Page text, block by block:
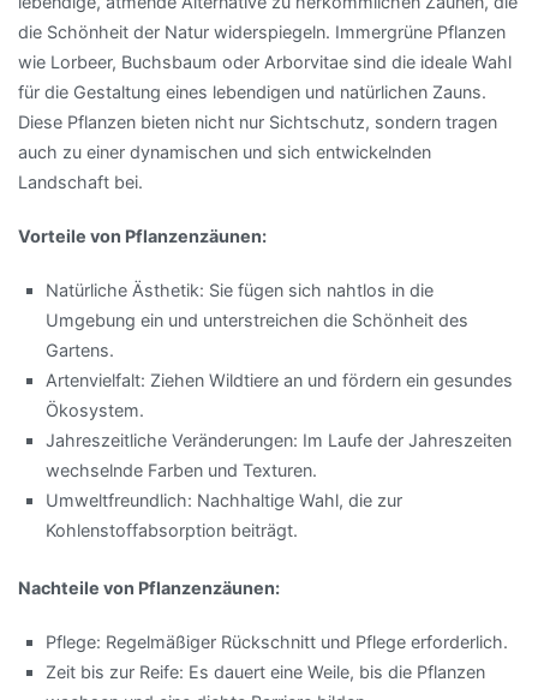
die Schönheit der Natur widerspiegeln. Immergrüne Pflanzen
wie Lorbeer, Buchsbaum oder Arborvitae sind die ideale Wahl
für die Gestaltung eines lebendigen und natürlichen Zauns.
Diese Pflanzen bieten nicht nur Sichtschutz, sondern tragen
auch zu einer dynamischen und sich entwickelnden
Landschaft bei.
Vorteile von Pflanzenzäunen:
Natürliche Ästhetik: Sie fügen sich nahtlos in die
Umgebung ein und unterstreichen die Schönheit des
Gartens.
Artenvielfalt: Ziehen Wildtiere an und fördern ein gesundes
Ökosystem.
Jahreszeitliche Veränderungen: Im Laufe der Jahreszeiten
wechselnde Farben und Texturen.
Umweltfreundlich: Nachhaltige Wahl, die zur
Kohlenstoffabsorption beiträgt.
Nachteile von Pflanzenzäunen:
Pflege: Regelmäßiger Rückschnitt und Pflege erforderlich.
Zeit bis zur Reife: Es dauert eine Weile, bis die Pflanzen